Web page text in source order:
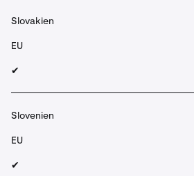
Slovakien
EU
✔︎
Slovenien
EU
✔︎